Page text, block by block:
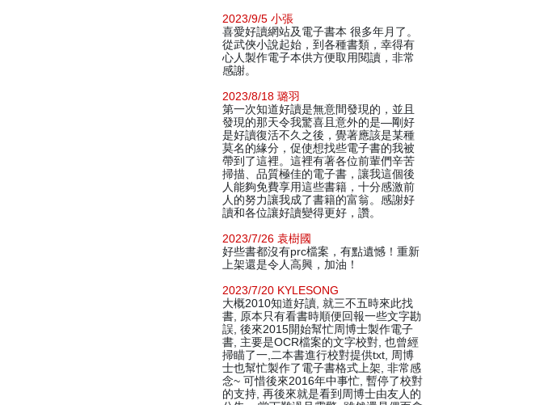
2023/9/5 小張
喜愛好讀網站及電子書本 很多年月了。
從武俠小說起始，到各種書類，幸得有
心人製作電子本供方便取用閱讀，非常
感謝。
2023/8/18 璐羽
第一次知道好讀是無意間發現的，並且
發現的那天令我驚喜且意外的是—剛好
是好讀復活不久之後，覺著應該是某種
莫名的緣分，促使想找些電子書的我被
帶到了這裡。這裡有著各位前輩們辛苦
掃描、品質極佳的電子書，讓我這個後
人能夠免費享用這些書籍，十分感激前
人的努力讓我成了書籍的富翁。感謝好
讀和各位讓好讀變得更好，讚。
2023/7/26 袁樹國
好些書都沒有prc檔案，有點遺憾！重新
上架還是令人高興，加油！
2023/7/20 KYLESONG
大概2010知道好讀, 就三不五時來此找
書, 原本只有看書時順便回報一些文字勘
誤, 後來2015開始幫忙周博士製作電子
書, 主要是OCR檔案的文字校對, 也曾經
掃瞄了一,二本書進行校對提供txt, 周博
士也幫忙製作了電子書格式上架, 非常感
念~ 可惜後來2016年中事忙, 暫停了校對
的支持, 再後來就是看到周博士由友人的